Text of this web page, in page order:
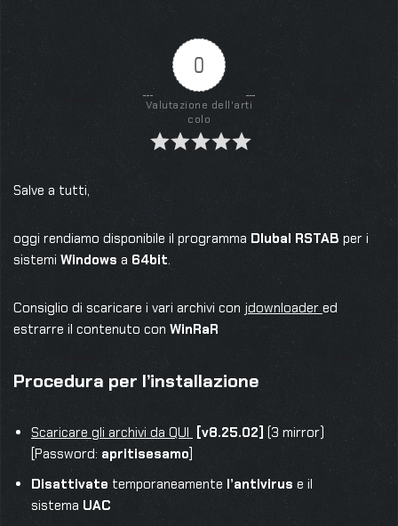
0
Valutazione dell'arti
colo
Salve a tutti,
oggi rendiamo disponibile il programma Dlubal RSTAB per i
sistemi Windows a 64bit.
Consiglio di scaricare i vari archivi con jdownloader ed
estrarre il contenuto con WinRaR
Procedura per l’installazione
Scaricare gli archivi da QUI [v8.25.02] (3 mirror)
[Password: apritisesamo]
Disattivate temporaneamente l’antivirus e il
sistema UAC